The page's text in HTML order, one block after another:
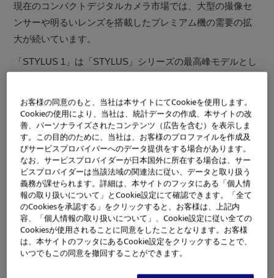
現在のコンパクトデジタルカメラ市場では、大型の撮像セ
ンサーや明るいレンズを搭載したプレミアム機の需要の拡
大が続いています。
「STYLUS 1」は「STYLUS」シリーズの最高峰モデルとし
機能と、テレ側300mm
F2.8相当となる大口径・高倍率ズ
ームレンズを搭載し、高性能、高倍率カメラの先駆者とし
て、ご好評を頂いております。
厚さわずか52mm※3 、質量402gの小型のボディーに搭載し
た光学10.7倍（28mm-300mm※1 ）全域F2.8レンズは、広角
から望遠、さらにはマクロ域の撮影まで、あらゆるシーン
で高画質と美しいボケ味を生み、従来のコンパクトカメラ
とは一線を画す性能を持っています。ボディーにはミラー
レス一眼「OM-D」同等の高精細大型電子ビューファインダ
ー（EVF）を内蔵し、多彩な撮影条件をリアルタイムでフ
お客様の同意のもと、当社は本サイトにてCookieを使用します。
Cookieの使用により、当社は、統計データの作成、本サイトの改
善、パーソナライズされたコンテンツ（広告を含む）を表示しま
す。この目的のために、当社は、お客様のプロファイルを作成及
びサービスプロバイバーへのデータ提供をする場合があります。
なお、サービスプロバイダーが日本国外に所在する場合は、サー
ビスプロバイダーは当該法域の関連法に従い、データと取り扱う
義務が課せられます。詳細は、本サイトのフッタにある「個人情
報の取り扱いについて」とCookie設定にて確認できます。「全て
のCookiesを承認する」をクリックすると、お客様は、上記内
容、「個人情報の取り扱いについて」、Cookie設定に従い全ての
Cookiesが使用されることに同意をしたこととなります。お客様
は、本サイトのフッタにあるCookie設定をクリックすることで、
いつでもこの同意を撤回することができます。